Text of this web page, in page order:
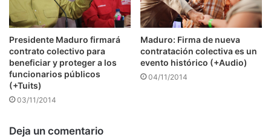
Presidente Maduro firmará
contrato colectivo para
beneficiar y proteger a los
funcionarios públicos
(+Tuits)
03/11/2014
Maduro: Firma de nueva
contratación colectiva es un
evento histórico (+Audio)
04/11/2014
Deja un comentario